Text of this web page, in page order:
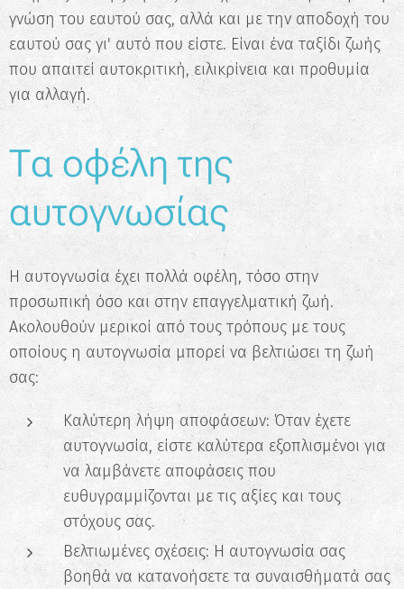
γνώση του εαυτού σας, αλλά και με την αποδοχή του
εαυτού σας γι' αυτό που είστε. Είναι ένα ταξίδι ζωής
που απαιτεί αυτοκριτική, ειλικρίνεια και προθυμία
για αλλαγή.
Τα οφέλη της
αυτογνωσίας
Η αυτογνωσία έχει πολλά οφέλη, τόσο στην
προσωπική όσο και στην επαγγελματική ζωή.
Ακολουθούν μερικοί από τους τρόπους με τους
οποίους η αυτογνωσία μπορεί να βελτιώσει τη ζωή
σας:
Καλύτερη λήψη αποφάσεων: Όταν έχετε
αυτογνωσία, είστε καλύτερα εξοπλισμένοι για
να λαμβάνετε αποφάσεις που
ευθυγραμμίζονται με τις αξίες και τους
στόχους σας.
Βελτιωμένες σχέσεις: Η αυτογνωσία σας
βοηθά να κατανοήσετε τα συναισθήματά σας